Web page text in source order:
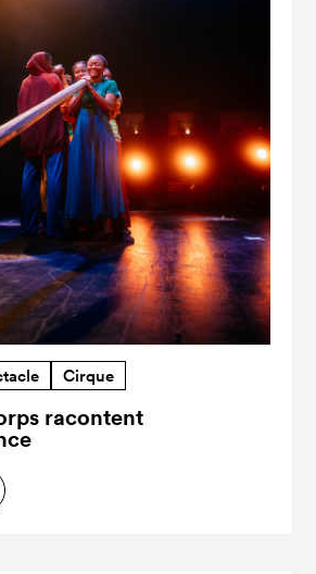
Cirque
racontent